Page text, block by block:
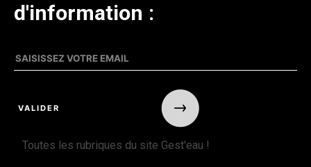
d'information :
Toutes les rubriques du site Gest'eau !